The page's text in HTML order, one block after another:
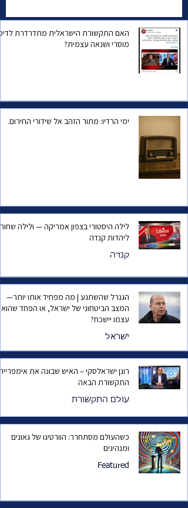
ישראל, או הפחד שהוא
עצמו יישכח?
האם התקשורת הישראלית מתדרדרת
מוסרי ושנאה עצמית?
ימי הרדיו: מתור הזהב אל שידורי החירום.
לילה היסטורי בצפון אמריקה — ולילה שחור
ליהדות קנדה
קנדה
הגנרל שהשתגע | מה מפחיד אותו יותר—
המצב הביטחוני של ישראל, או הפחד שהוא
עצמו יישכח?
ישראל
רונן ישראלסקי – האיש שבונה את
התקשורת הבאה
עולם התקשורת
כשהעולם מסתחרר: הוורטיגו של גאונים
ומנהיגים
Featured